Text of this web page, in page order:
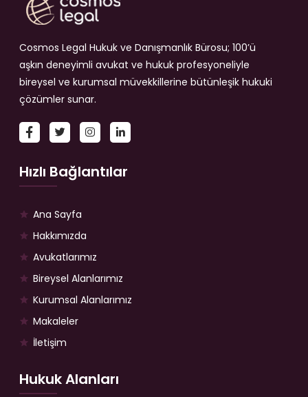
Cosmos Legal Hukuk ve Danışmanlık Bürosu; 100’ü
aşkın deneyimli avukat ve hukuk profesyoneliyle
bireysel ve kurumsal müvekkillerine bütünleşik hukuki
çözümler sunar.
Hızlı Bağlantılar
Ana Sayfa
Hakkımızda
Avukatlarımız
Bireysel Alanlarımız
Kurumsal Alanlarımız
Makaleler
İletişim
Hukuk Alanları